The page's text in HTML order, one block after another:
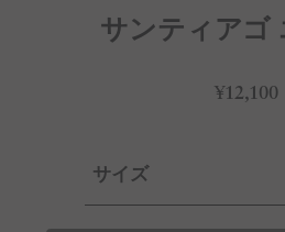
サンティアゴ
¥12,100
サイズ